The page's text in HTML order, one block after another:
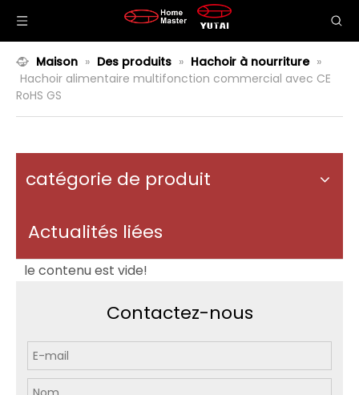
Maison » Des produits » Hachoir à nourriture »
Hachoir alimentaire multifonction commercial avec CE
RoHS GS
catégorie de produit
Actualités liées
le contenu est vide!
Contactez-nous